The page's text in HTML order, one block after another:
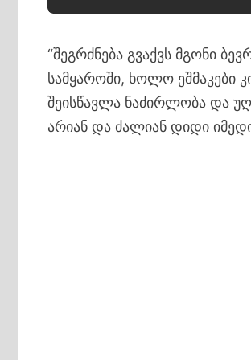
“შეგრძნება გვაქვს მგონი
სამყაროში, ხოლო ეშმაკები
შეისწავლა ნაძირლობა და
არიან და ძალიან დიდი